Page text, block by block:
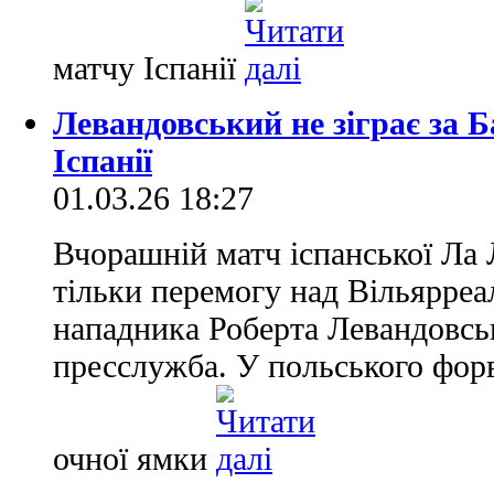
матчу Іспанії
Левандовський не зіграє за
Іспанії
01.03.26 18:27
Вчорашній матч іспанської Ла
тільки перемогу над
нападника Роберта
пресслужба. У польського
очної ямки